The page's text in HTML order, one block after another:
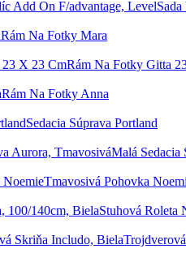
Rám Na Fotky Mara
Rám Na Fotky Gitta
Rám Na Fotky Anna
Sedacia Súprava Portland
Malá Sedacia
Tmavosivá Pohovka
Stuhová Roleta